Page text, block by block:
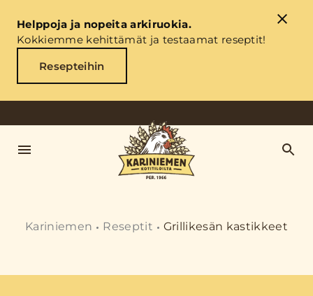
Helppoja ja nopeita arkiruokia.
Kokkiemme kehittämät ja testaamat reseptit!
Resepteihin
Kariniemen Reseptit Grillikesän kastikkeet